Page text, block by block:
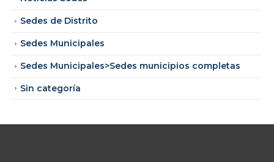
Sedes de Distrito
Sedes Municipales
Sedes Municipales>Sedes municipios completas
Sin categoría